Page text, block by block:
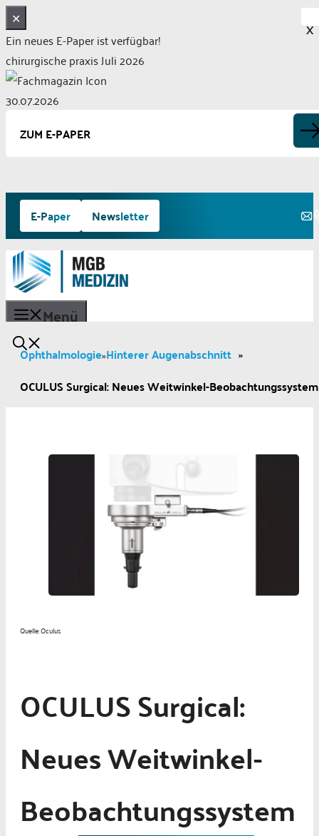
✕
Ein neues E-Paper ist verfügbar!
chirurgische praxis Juli 2026
30.07.2026
ZUM E-PAPER
Zum
Inhalt
springen
E-Paper Newsletter
Menü
Ophthalmologie»Hinterer Augenabschnitt »
OCULUS Surgical: Neues Weitwinkel-
Quelle: Oculus
OCULUS Surgical:
Neues Weitwinkel-
Beobachtungssystem
X